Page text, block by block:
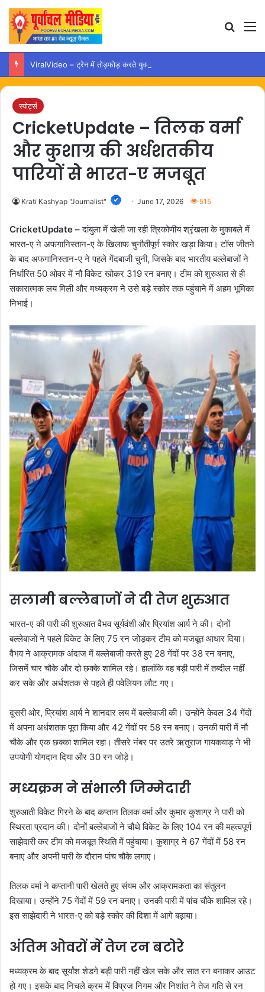
स्पोर्ट्स
CricketUpdate – तिलक वर्मा
और कुशाग्र की अर्धशतकीय
पारियों से भारत-ए मजबूत
Krati Kashyap "Journalist" June 17, 2026 515
CricketUpdate –दांबुला में खेली जा रही त्रिकोणीय श्रृंखला के मुकाबले में
भारत-ए ने अफगानिस्तान-ए के खिलाफ चुनौतीपूर्ण स्कोर खड़ा किया। टॉस जीतने
के बाद अफगानिस्तान-ए ने पहले गेंदबाजी चुनी, जिसके बाद भारतीय बल्लेबाजों ने
निर्धारित 50 ओवर में नौ विकेट खोकर 319 रन बनाए। टीम को शुरुआत से ही
सकारात्मक लय मिली और मध्यक्रम ने उसे बड़े स्कोर तक पहुंचाने में अहम भूमिका
निभाई।
सलामी बल्लेबाजों ने दी तेज शुरुआत
भारत-ए की पारी की शुरुआत वैभव सूर्यवंशी और प्रियांश आर्य ने की। दोनों
बल्लेबाजों ने पहले विकेट के लिए 75 रन जोड़कर टीम को मजबूत आधार दिया।
वैभव ने आक्रामक अंदाज में बल्लेबाजी करते हुए 28 गेंदों पर 38 रन बनाए,
जिसमें चार चौके और दो छक्के शामिल रहे। हालांकि वह बड़ी पारी में तब्दील नहीं
कर सके और अर्धशतक से पहले ही पवेलियन लौट गए।
दूसरी ओर, प्रियांश आर्य ने शानदार लय में बल्लेबाजी की। उन्होंने केवल 34 गेंदों
में अपना अर्धशतक पूरा किया और 42 गेंदों पर 58 रन बनाए। उनकी पारी में नौ
चौके और एक छक्का शामिल रहा। तीसरे नंबर पर उतरे ऋतुराज गायकवाड़ ने भी
उपयोगी योगदान दिया और 30 रन जोड़े।
मध्यक्रम ने संभाली जिम्मेदारी
शुरुआती विकेट गिरने के बाद कप्तान तिलक वर्मा और कुमार कुशाग्र ने पारी को
स्थिरता प्रदान की। दोनों बल्लेबाजों ने चौथे विकेट के लिए 104 रन की महत्वपूर्ण
साझेदारी कर टीम को मजबूत स्थिति में पहुंचाया। कुशाग्र ने 67 गेंदों में 58 रन
बनाए और अपनी पारी के दौरान पांच चौके लगाए।
तिलक वर्मा ने कप्तानी पारी खेलते हुए संयम और आक्रामकता का संतुलन
दिखाया। उन्होंने 75 गेंदों में 59 रन बनाए। उनकी पारी में पांच चौके शामिल रहे।
इस साझेदारी ने भारत-ए को बड़े स्कोर की दिशा में आगे बढ़ाया।
अंतिम ओवरों में तेज रन बटोरे
मध्यक्रम के बाद सूर्यांश शेडगे बड़ी पारी नहीं खेल सके और सात रन बनाकर आउट
हो गए। इसके बाद निचले क्रम में विप्रज निगम और निशांत ने तेज गति से रन